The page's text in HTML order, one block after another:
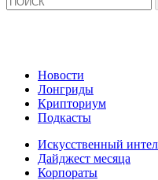
Новости
Лонгриды
Крипториум
Подкасты
Искусственный
Дайджест месяца
Корпораты